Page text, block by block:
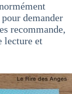
demander
recommande,
lecture et